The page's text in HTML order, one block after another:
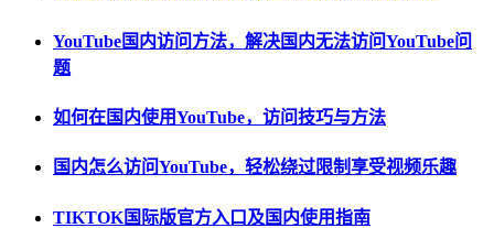
YouTube国内访问方法，解决国内无法访问YouTube问
题
如何在国内使用YouTube，访问技巧与方法
国内怎么访问YouTube，轻松绕过限制享受视频乐趣
TIKTOK国际版官方入口及国内使用指南